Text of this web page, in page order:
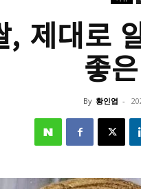
, 제대로
좋
By 황인엽 -